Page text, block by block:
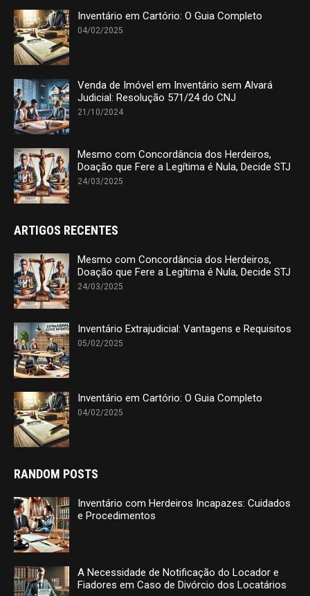
Inventário em Cartório: O Guia Completo
04/02/2025
Venda de Imóvel em Inventário sem Alvará
Judicial: Resolução 571/24 do CNJ
21/10/2024
Mesmo com Concordância dos Herdeiros,
Doação que Fere a Legítima é Nula, Decide STJ
24/03/2025
ARTIGOS RECENTES
Mesmo com Concordância dos Herdeiros,
Doação que Fere a Legítima é Nula, Decide STJ
24/03/2025
Inventário Extrajudicial: Vantagens e Requisitos
05/02/2025
Inventário em Cartório: O Guia Completo
04/02/2025
RANDOM POSTS
Inventário com Herdeiros Incapazes: Cuidados
e Procedimentos
A Necessidade de Notificação do Locador e
Fiadores em Caso de Divórcio dos Locatários